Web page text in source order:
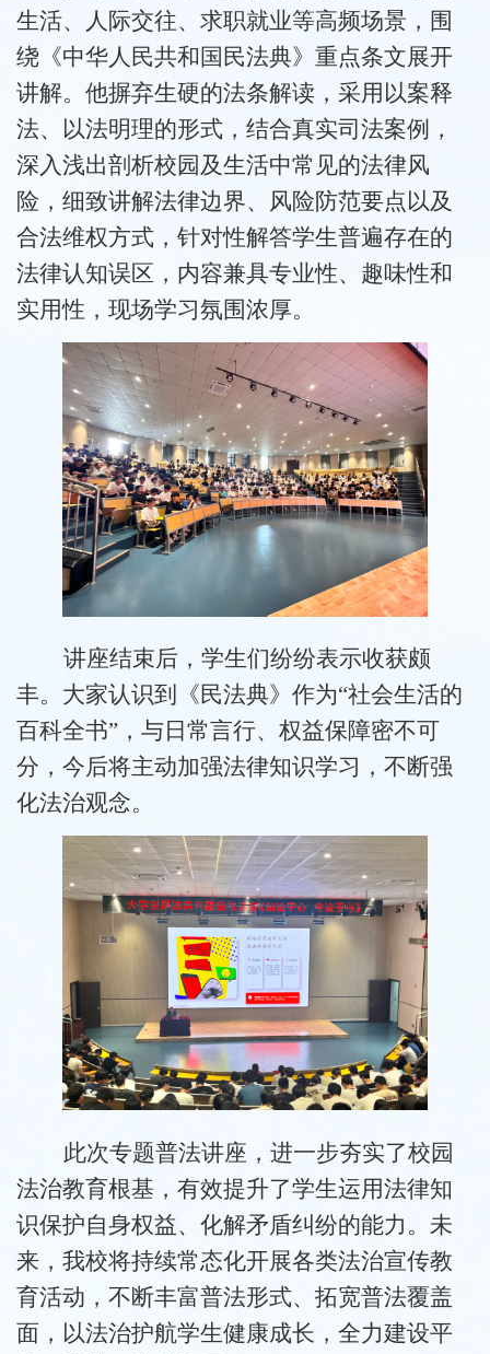
生活、人际交往、求职就业等高频场景，围
绕《中华人民共和国民法典》重点条文展开
讲解。他摒弃生硬的法条解读，采用以案释
法、以法明理的形式，结合真实司法案例，
深入浅出剖析校园及生活中常见的法律风
险，细致讲解法律边界、风险防范要点以及
合法维权方式，针对性解答学生普遍存在的
法律认知误区，内容兼具专业性、趣味性和
实用性，现场学习氛围浓厚。
讲座结束后，学生们纷纷表示收获颇
丰。大家认识到《民法典》作为“社会生活的
百科全书”，与日常言行、权益保障密不可
分，今后将主动加强法律知识学习，不断强
化法治观念。
此次专题普法讲座，进一步夯实了校园
法治教育根基，有效提升了学生运用法律知
识保护自身权益、化解矛盾纠纷的能力。未
来，我校将持续常态化开展各类法治宣传教
育活动，不断丰富普法形式、拓宽普法覆盖
面，以法治护航学生健康成长，全力建设平